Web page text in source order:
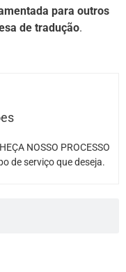
para outros
de tradução.
NOSSO PROCESSO
de serviço que deseja.